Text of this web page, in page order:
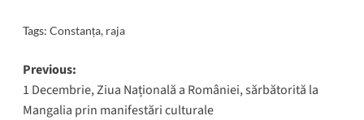
Tags: Constanța, raja
Post
navigation
Previous:
1 Decembrie, Ziua Națională a României, sărbătorită la
Mangalia prin manifestări culturale